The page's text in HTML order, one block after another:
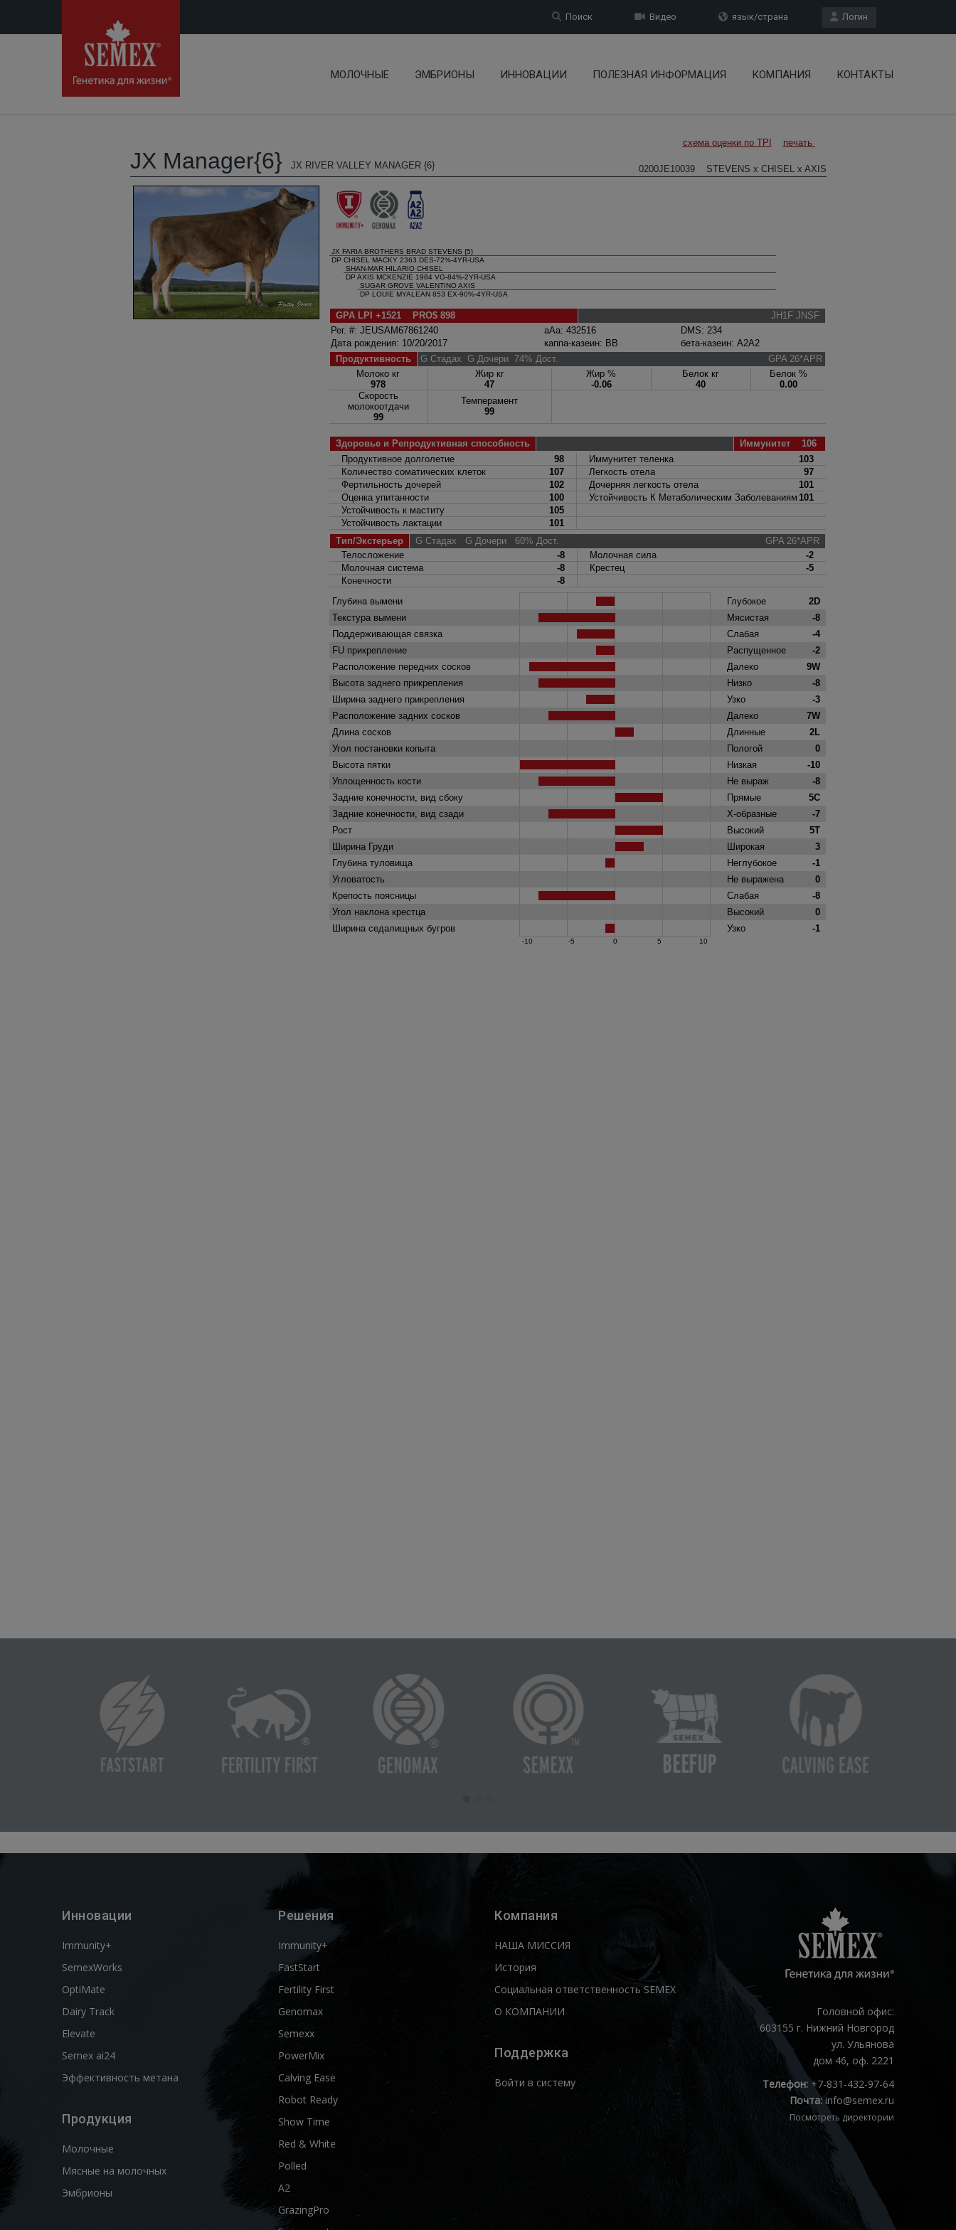
Логин
язык/страна
Видео
Поиск
МОЛОЧНЫЕ ЭМБРИОНЫ ИННОВАЦИИ ПОЛЕЗНАЯ ИНФОРМАЦИЯ КОМПАНИЯ КОНТАКТЫ
Инновации
Immunity+
SemexWorks
OptiMate
Dairy Track
Elevate
Semex ai24
Эффективность метана
Продукция
Молочные
Мясные на молочных
Эмбрионы
Решения
Immunity+
FastStart
Fertility First
Genomax
Semexx
PowerMix
Calving Ease
Robot Ready
Show Time
Red & White
Polled
A2
GrazingPro
Компания
НАША МИССИЯ
История
Социальная ответственность SEMEX
О КОМПАНИИ
Поддержка
Войти в систему
Головной офис:
603155 г. Нижний Новгород
ул. Ульянова
дом 46, оф. 2221
Телефон:+7-831-432-97-64
Почта: info@semex.ru
Посмотреть директории